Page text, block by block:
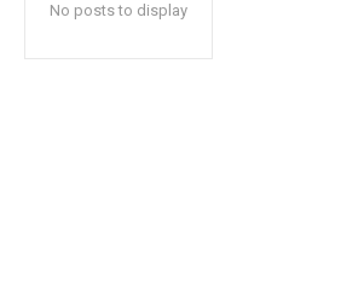
No posts to display